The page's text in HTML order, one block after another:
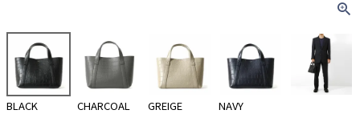
BLACK
CHARCOAL
GREIGE NAVY